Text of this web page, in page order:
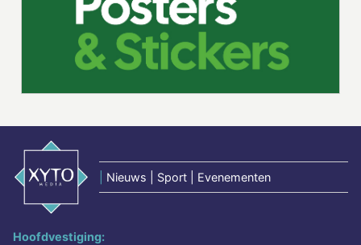
Nieuws | Sport | Evenementen
Hoofdvestiging: